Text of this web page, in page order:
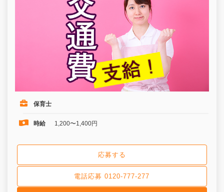
保育士
時給 1,200〜1,400円
応募する
電話応募 0120-777-277